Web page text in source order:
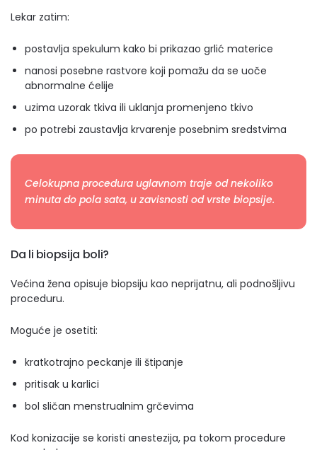
Lekar zatim:
postavlja spekulum kako bi prikazao grlić materice
nanosi posebne rastvore koji pomažu da se uoče
abnormalne ćelije
uzima uzorak tkiva ili uklanja promenjeno tkivo
po potrebi zaustavlja krvarenje posebnim sredstvima
Celokupna procedura uglavnom traje od nekoliko
minuta do pola sata, u zavisnosti od vrste biopsije.
Da li biopsija boli?
Većina žena opisuje biopsiju kao neprijatnu, ali podnošljivu
proceduru.
Moguće je osetiti:
kratkotrajno peckanje ili štipanje
pritisak u karlici
bol sličan menstrualnim grčevima
Kod konizacije se koristi anestezija, pa tokom procedure